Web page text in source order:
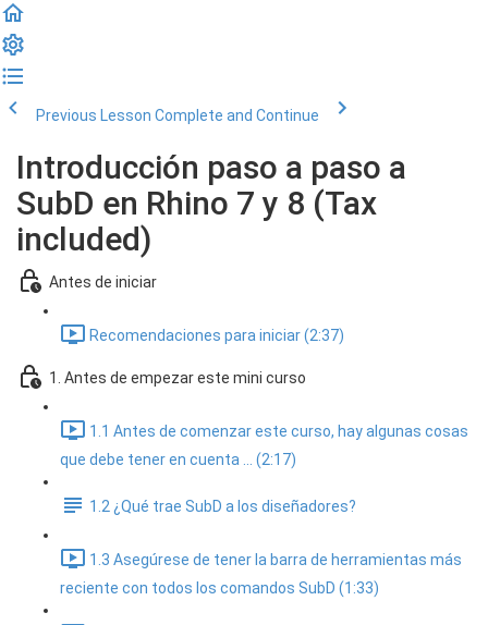
Previous Lesson Complete and Continue
Introducción paso a paso a
SubD en Rhino 7 y 8 (Tax
included)
Antes de iniciar
Recomendaciones para iniciar (2:37)
1. Antes de empezar este mini curso
1.1 Antes de comenzar este curso, hay algunas cosas
que debe tener en cuenta ... (2:17)
1.2 ¿Qué trae SubD a los diseñadores?
1.3 Asegúrese de tener la barra de herramientas más
reciente con todos los comandos SubD (1:33)